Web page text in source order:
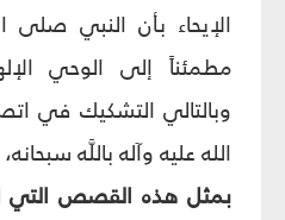
الإيحاء بأن النبي صلى
مطمئناً إلى الوحي
وبالتالي التشكيك في
الله عليه وآله باللَّه سبحانه،
بمثل هذه القصص